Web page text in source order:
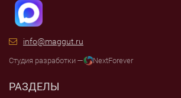
info@maggut.ru
Студия разработки — NextForever
РАЗДЕЛЫ